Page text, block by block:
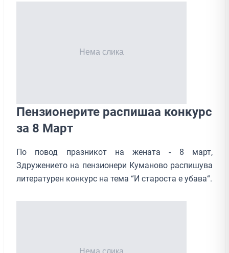
Пензионерите распишаа конкурс
за 8 Март
По повод празникот на жената - 8 март,
Здружението на пензионери Куманово распишува
литературен конкурс на тема “И староста е убава“.